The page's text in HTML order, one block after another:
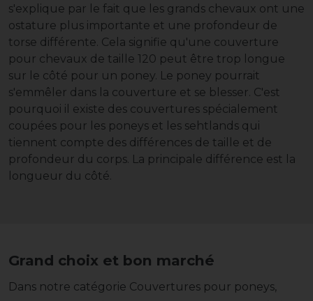
s'explique par le fait que les grands chevaux ont une
ostature plus importante et une profondeur de
torse différente. Cela signifie qu'une couverture
pour chevaux de taille 120 peut être trop longue
sur le côté pour un poney. Le poney pourrait
s'emmêler dans la couverture et se blesser. C'est
pourquoi il existe des couvertures spécialement
coupées pour les poneys et les sehtlands qui
tiennent compte des différences de taille et de
profondeur du corps. La principale différence est la
longueur du côté.
Grand choix et bon marché
Dans notre catégorie Couvertures pour poneys,